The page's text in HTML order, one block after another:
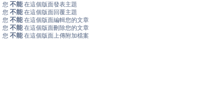
您 不能 在這個版面發表主題
您 不能 在這個版面回覆主題
您 不能 在這個版面編輯您的文章
您 不能 在這個版面刪除您的文章
您 不能 在這個版面上傳附加檔案